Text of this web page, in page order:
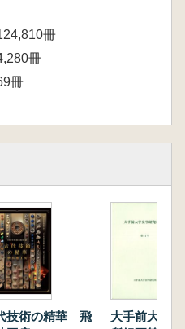
冊
冊
冊
技術の精華 飛
大手前大学